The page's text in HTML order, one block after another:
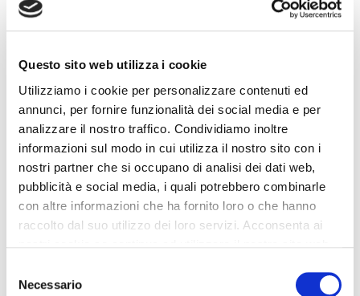
Questo sito web utilizza i cookie
Utilizziamo i cookie per personalizzare contenuti ed
annunci, per fornire funzionalità dei social media e per
analizzare il nostro traffico. Condividiamo inoltre
informazioni sul modo in cui utilizza il nostro sito con i
nostri partner che si occupano di analisi dei dati web,
pubblicità e social media, i quali potrebbero combinarle
con altre informazioni che ha fornito loro o che hanno
raccolto dal suo utilizzo dei loro servizi. Acconsenta ai
delNecessario
Phone:
+39 030 265 0368 R.A.
Fax:
General informations
info@msmetalltrade.it
Sales area:
Gabriella Bersotti
g.bersotti@msmetalltrade.it
export@msmetalltrade.it